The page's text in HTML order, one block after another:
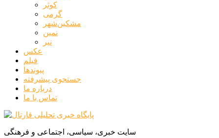
کوثر
گرمی
مشکین‌شهر
نمین
نیر
عکس
فیلم
پیوندها
جستجوی پیشرفته
درباره ما
تماس با ما
سایت خبری، سیاسی، اجتماعی و فرهنگی